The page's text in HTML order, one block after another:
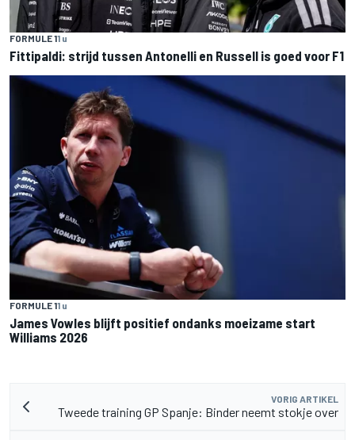
FORMULE 11 u
Fittipaldi: strijd tussen Antonelli en Russell is goed voor F1
FORMULE 11 u
James Vowles blijft positief ondanks moeizame start
Williams 2026
VORIG ARTIKEL
Tweede training GP Spanje: Binder neemt stokje over